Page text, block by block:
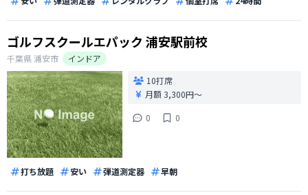
ゴルフスクールエパック 浦安駅前校
千葉県浦安市
インドア
10打席
月額 3,300円〜
0
0
打ち放題 安い 弾道測定器 早朝